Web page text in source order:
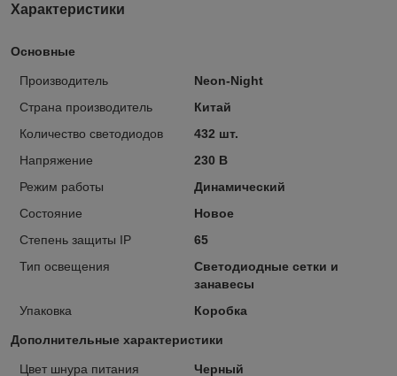
Характеристики
Основные
Производитель
Neon-Night
Страна производитель
Китай
Количество светодиодов
432 шт.
Напряжение
230 В
Режим работы
Динамический
Состояние
Новое
Степень защиты IP
65
Тип освещения
Светодиодные сетки и
занавесы
Упаковка
Коробка
Дополнительные характеристики
Цвет шнура питания Черный